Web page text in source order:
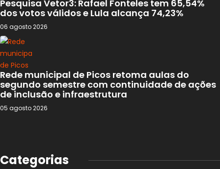
Pesquisa Vetor3: Rafael Fonteles tem 65,54%
dos votos válidos e Lula alcança 74,23%
06 agosto 2026
Rede municipal de Picos retoma aulas do
segundo semestre com continuidade de ações
de inclusão e infraestrutura
05 agosto 2026
Categorias